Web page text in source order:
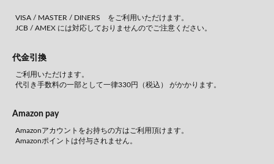
VISA / MASTER / DINERS をご利用いただけます。
JCB / AMEX には対応しておりませんのでご注意ください。
代金引換
ご利用いただけます。
代引き手数料の一部として一律330円（税込） がかかります。
Amazon pay
Amazonアカウントをお持ちの方はご利用頂けます。
Amazonポイントは付与されません。